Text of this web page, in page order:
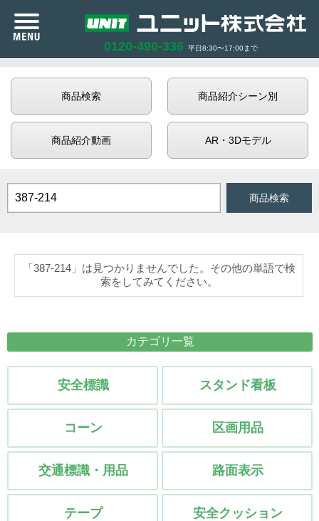
0120-490-336 平日8:30〜17:00まで
カタログ紹介
商品在庫照会
プラバシーポリシー
商品検索 商品紹介シーン別
商品紹介動画 AR・3Dモデル
「387-214」は見つかりませんでした。その他の単語で検
索をしてみてください。
カテゴリ一覧
安全標識 スタンド看板
コーン 区画用品
交通標識・用品 路面表示
テープ 安全クッション